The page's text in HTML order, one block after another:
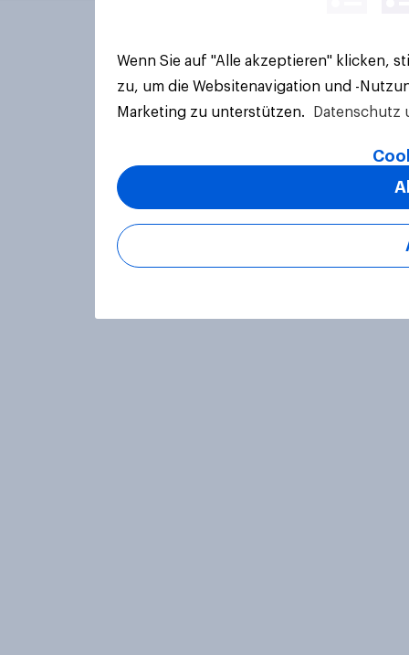
Wenn Sie auf "Alle akzeptieren" klicken,
zu, um die Websitenavigation und -
Marketing zu unterstützen.
Datenschutz